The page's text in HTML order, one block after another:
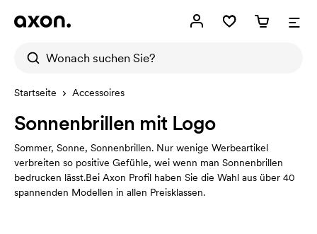
Startseite Accessoires
Sonnenbrillen mit Logo
Sommer, Sonne, Sonnenbrillen. Nur wenige Werbeartikel
verbreiten so positive Gefühle, wei wenn man Sonnenbrillen
bedrucken lässt.Bei Axon Profil haben Sie die Wahl aus über 40
spannenden Modellen in allen Preisklassen.